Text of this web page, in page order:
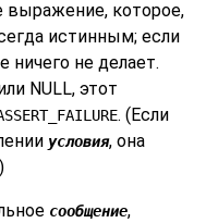
выражение, которое,
истинным; если
ничего не делает.
NULL, этот
. (Если
условия, она
сообщение,